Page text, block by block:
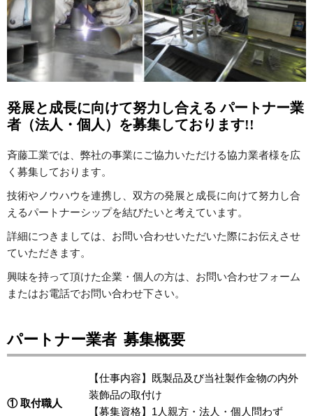
発展と成長に向けて努力し合える パートナー業
者（法人・個人）を募集しております!!
斉藤工業では、弊社の事業にご協力いただける協力業者様を広
く募集しております。
技術やノウハウを連携し、双方の発展と成長に向けて努力し合
えるパートナーシップを結びたいと考えています。
詳細につきましては、お問い合わせいただいた際にお伝えさせ
ていただきます。
興味を持って頂けた企業・個人の方は、お問い合わせフォーム
またはお電話でお問い合わせ下さい。
パートナー業者 募集概要
① 取付職人
【仕事内容】既製品及び当社製作金物の内外
装飾品の取付け
【募集資格】1人親方・法人・個人問わず